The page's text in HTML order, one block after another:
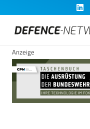
Anzeige